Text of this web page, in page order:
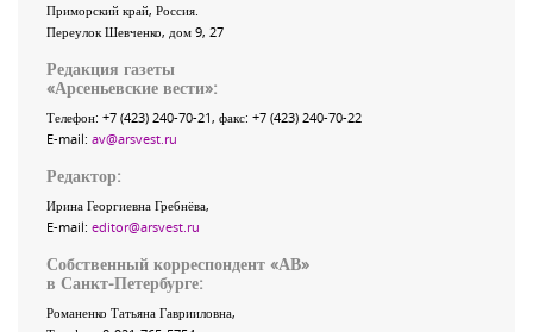
Приморский край, Россия.
Переулок Шевченко, дом 9, 27
Редакция газеты
«Арсеньевские вести»:
Телефон: +7 (423) 240-70-21, факс: +7 (423) 240-70-22
E-mail: av@arsvest.ru
Редактор:
Ирина Георгиевна Гребнёва,
E-mail: editor@arsvest.ru
Собственный корреспондент «АВ»
в Санкт-Петербурге:
Романенко Татьяна Гаврииловна,